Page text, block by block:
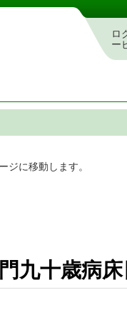
ロ
ー
ジに移動します。
九十歳病